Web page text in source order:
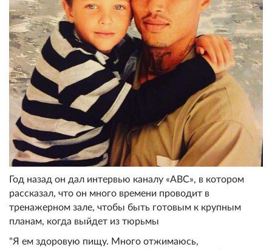
Год назад он дал интервью каналу «ABC», в котором
рассказал, что он много времени проводит в
тренажерном зале, чтобы быть готовым к крупным
планам, когда выйдет из тюрьмы
"Я ем здоровую пищу. Много отжимаюсь,